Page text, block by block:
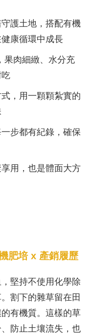
護土地，搭配有機
康循環中成長
果肉細緻、水分充
，用一顆顆紮實的
步都有紀錄，確保
用，也是體面大方
肥培 x 產銷履歷
堅持不使用化學除
割下的雜草留在田
有機質。這樣的草
防止土壤流失，也